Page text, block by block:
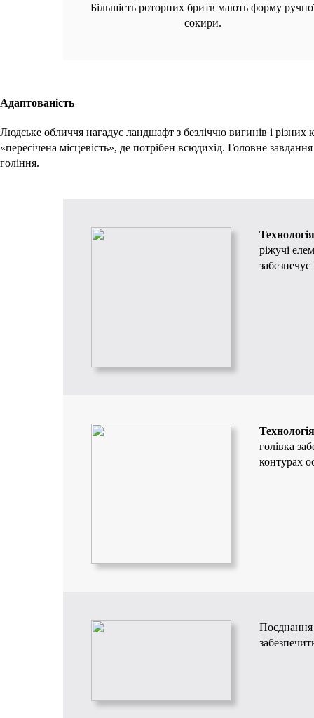
Більшість роторних бритв мають форму
сокири.
Адаптованість
Людське обличчя нагадує ландшафт з безліччю вигинів і різних
«пересічена місцевість», де потрібен всюдихід. Головне
гоління.
ріжучі
голівка
контурах
Поєднання